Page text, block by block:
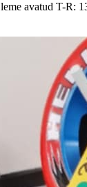
avatud T-R: